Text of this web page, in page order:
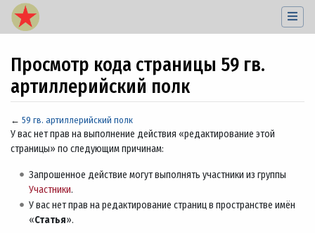
Просмотр кода страницы 59 гв.
артиллерийский полк
← 59 гв. артиллерийский полк
Перейти к:навигация,поиск
У вас нет прав на выполнение действия «редактирование этой
страницы» по следующим причинам:
Запрошенное действие могут выполнять участники из группы
Участники.
У вас нет прав на редактирование страниц в пространстве имён
«Статья».